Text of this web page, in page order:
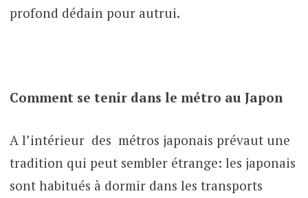
profond dédain pour autrui.
Comment se tenir dans le métro au Japon
A l’intérieur des métros japonais prévaut une
tradition qui peut sembler étrange: les japonais
sont habitués à dormir dans les transports